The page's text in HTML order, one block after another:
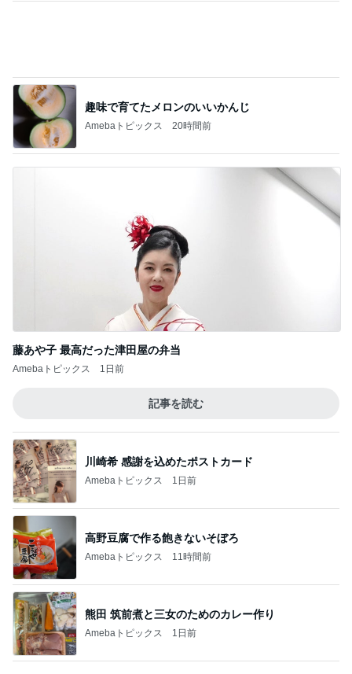
記事を読む
川崎希 感謝を込めたポストカード
Amebaトピックス 1日前
Amebaトピックス 11時間前
熊田 筑前煮と三女のためのカレー作り
Amebaトピックス 1日前
半分以上残した四国限定のパスタ
Amebaトピックス 1日前